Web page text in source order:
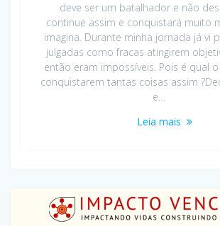
deve ser um batalhador e não
continue assim e conquistará muito
imagina. Durante minha jornada já vi
julgadas como fracas atingirem
então eram impossíveis. Pois é qual
conquistarem tantas coisas assim
e…
Leia mais